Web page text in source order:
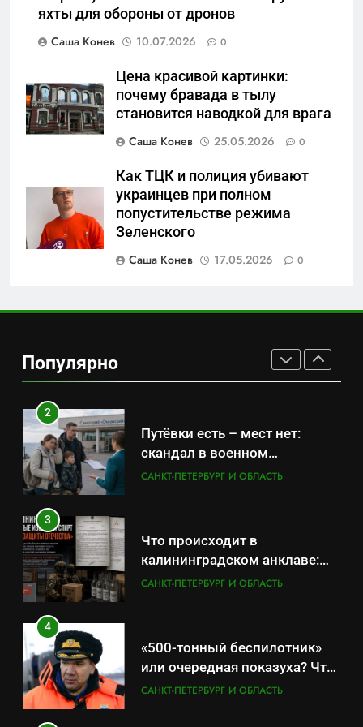
яхты для обороны от дронов
Саша Конев
10.07.2026 0
Цена красивой картинки:
почему бравада в тылу
становится наводкой для врага
Саша Конев
25.05.2026 0
Как ТЦК и полиция убивают
украинцев при полном
попустительстве режима
Зеленского
Саша Конев
17.05.2026 0
Популярно
Зачистка неба: Силовой
передел авиаотрасли
САНКТ-ПЕТЕРБУРГ И ОБЛАСТЬ
7
Отрезанные от помощи:
маркетплейсы «умывают
руки» после ударов по
складам Wildberries?
«Ростех» разъедают изнутри:
Серовский оборонный завод
идёт ко дну
САНКТ-ПЕТЕРБУРГ И ОБЛАСТЬ
удержаться удаётся не всем
САНКТ-ПЕТЕРБУРГ И ОБЛАСТЬ
2
Путёвки есть – мест нет:
скандал в военном
санатории Владивостока
САНКТ-ПЕТЕРБУРГ И ОБЛАСТЬ
3
Что происходит в
калининградском анклаве:
военные изымают спирт «для
САНКТ-ПЕТЕРБУРГ И ОБЛАСТЬ
4
«500-тонный беспилотник»
или очередная показуха? Что
скрывает российский ВМФ
САНКТ-ПЕТЕРБУРГ И ОБЛАСТЬ